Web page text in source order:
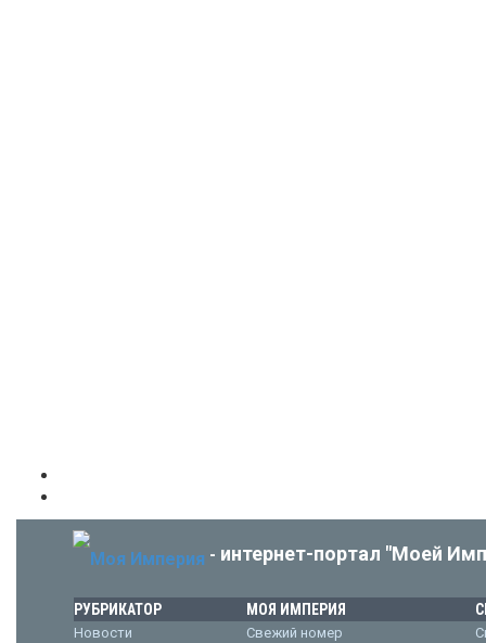
- интернет-портал "Моей
РУБРИКАТОР
Новости
МОЯ ИМПЕРИЯ
Свежий номер